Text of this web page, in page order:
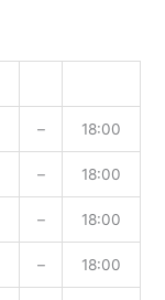
– 18:00
– 18:00
– 18:00
– 18:00